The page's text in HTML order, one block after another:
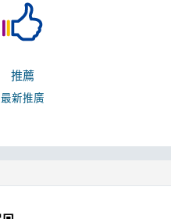
推薦
最新推廣